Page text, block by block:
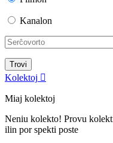
Kanalon
Kolektoj 
Miaj kolektoj
Neniu kolekto! Provu
ilin por spekti poste